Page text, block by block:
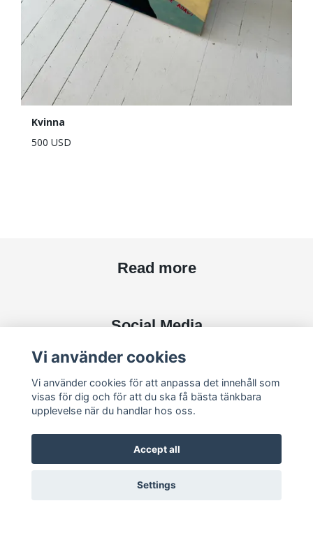
Kvinna
500 USD
Read more
Social Media
Subscribe to newsletter
Vi använder cookies
Vi använder cookies för att anpassa det innehåll som
visas för dig och för att du ska få bästa tänkbara
upplevelse när du handlar hos oss.
Accept all
Settings